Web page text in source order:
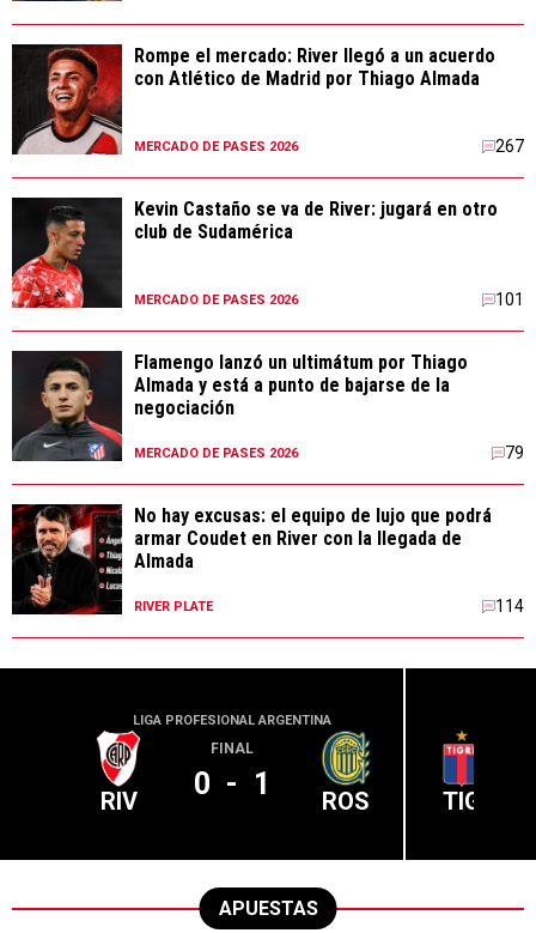
Rompe el mercado: River llegó a un acuerdo
con Atlético de Madrid por Thiago Almada
MERCADO DE PASES 2026 267
Kevin Castaño se va de River: jugará en otro
club de Sudamérica
MERCADO DE PASES 2026 101
Flamengo lanzó un ultimátum por Thiago
Almada y está a punto de bajarse de la
negociación
MERCADO DE PASES 2026 79
No hay excusas: el equipo de lujo que podrá
armar Coudet en River con la llegada de
Almada
RIVER PLATE 114
LIGA PROFESIONAL ARGENTINA
RIV
FINAL
0 - 1 ROS TIG
APUESTAS